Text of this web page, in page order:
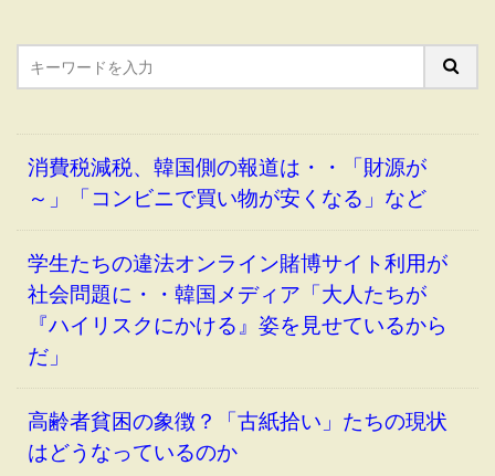
消費税減税、韓国側の報道は・・「財源が
～」「コンビニで買い物が安くなる」など
学生たちの違法オンライン賭博サイト利用が
社会問題に・・韓国メディア「大人たちが
『ハイリスクにかける』姿を見せているから
だ」
高齢者貧困の象徴？「古紙拾い」たちの現状
はどうなっているのか